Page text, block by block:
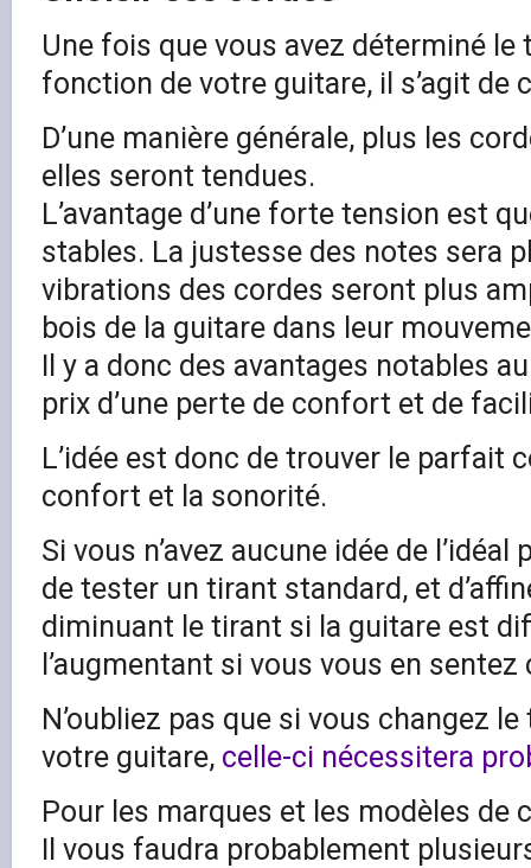
Une fois que vous avez déterminé le
fonction de votre guitare, il s’agit de
D’une manière générale, plus les
elles seront tendues.
L’avantage d’une forte tension est
stables. La justesse des notes sera
vibrations des cordes seront plus
bois de la guitare dans leur
Il y a donc des avantages notables
prix d’une perte de confort et de
L’idée est donc de trouver le parfait
confort et la sonorité.
Si vous n’avez aucune idée de
de tester un tirant standard, et
diminuant le tirant si la guitare est
l’augmentant si vous vous en sentez
N’oubliez pas que si vous changez
votre guitare, celle-ci nécessitera
Pour les marques et les modèles de
Il vous faudra probablement